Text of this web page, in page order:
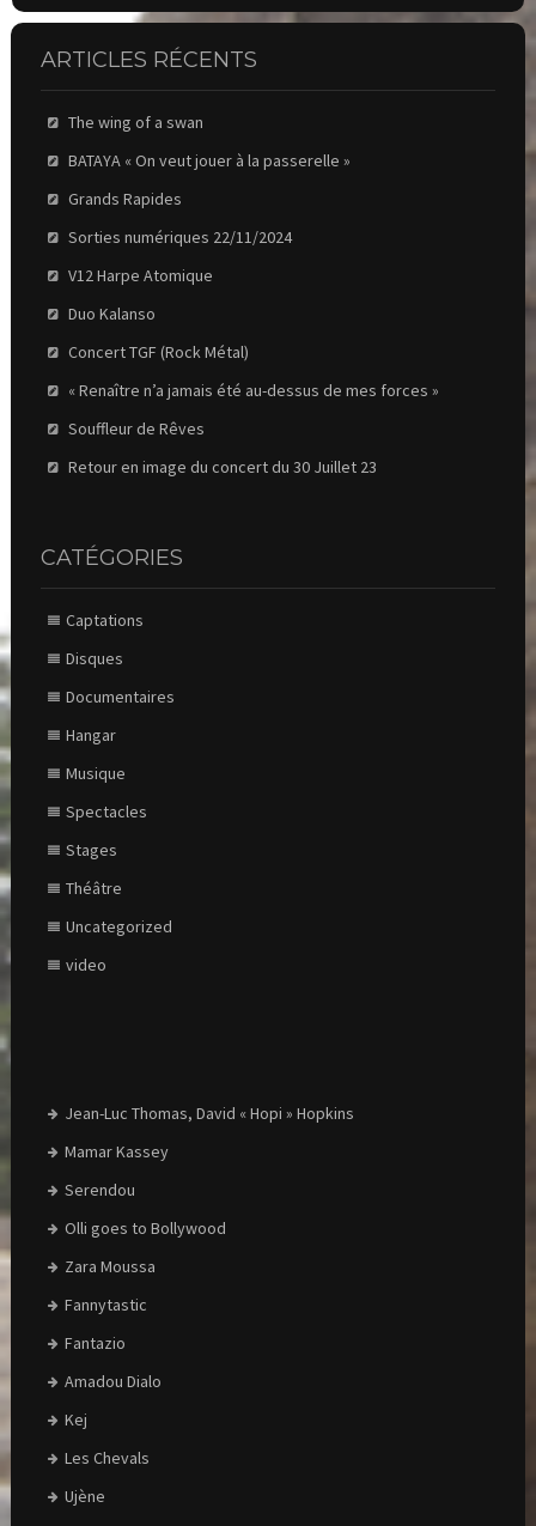
ARTICLES RÉCENTS
The wing of a swan
BATAYA « On veut jouer à la passerelle »
Grands Rapides
Sorties numériques 22/11/2024
V12 Harpe Atomique
Duo Kalanso
Concert TGF (Rock Métal)
« Renaître n’a jamais été au-dessus de mes forces »
Souffleur de Rêves
Retour en image du concert du 30 Juillet 23
CATÉGORIES
Captations
Disques
Documentaires
Hangar
Musique
Spectacles
Stages
Théâtre
Uncategorized
video
Jean-Luc Thomas, David « Hopi » Hopkins
Mamar Kassey
Serendou
Olli goes to Bollywood
Zara Moussa
Fannytastic
Fantazio
Amadou Dialo
Kej
Les Chevals
Ujène